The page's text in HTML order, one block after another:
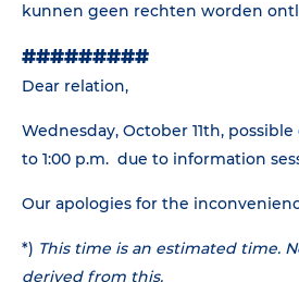
kunnen geen rechten worden
#########
Dear relation,
Wednesday, October 11th, possible
to 1:00 p.m. due to information
Our apologies for the
*) This time is an estimated time.
derived from this.